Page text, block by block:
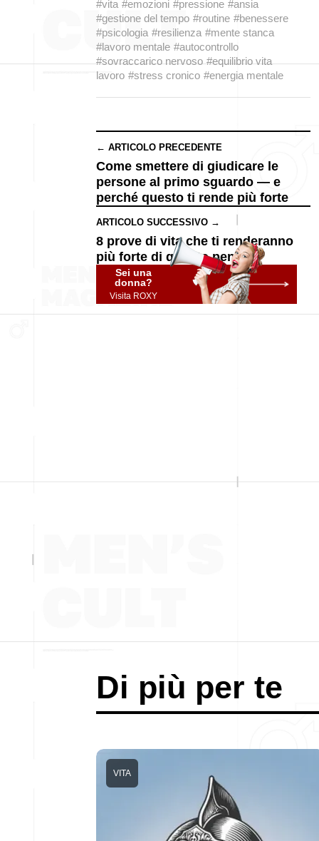
#vita #emozioni #pressione #ansia
#gestione del tempo #routine #benessere
#psicologia #resilienza #mente stanca
#lavoro mentale #autocontrollo
#sovraccarico nervoso #equilibrio vita
lavoro #stress cronico #energia mentale
← ARTICOLO PRECEDENTE
Come smettere di giudicare le
persone al primo sguardo — e
perché questo ti rende più forte
ARTICOLO SUCCESSIVO →
8 prove di vita che ti renderanno
più forte di quanto pensi
Sei una
donna?
Visita ROXY
Di più per te
VITA